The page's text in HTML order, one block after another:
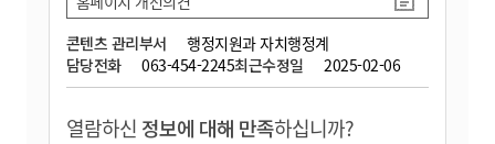
콘텐츠 관리부서
행정지원과 자치행정계
담당전화
063-454-2245최근수정일 2025-02-06
열람하신 정보에 대해 만족하십니까?